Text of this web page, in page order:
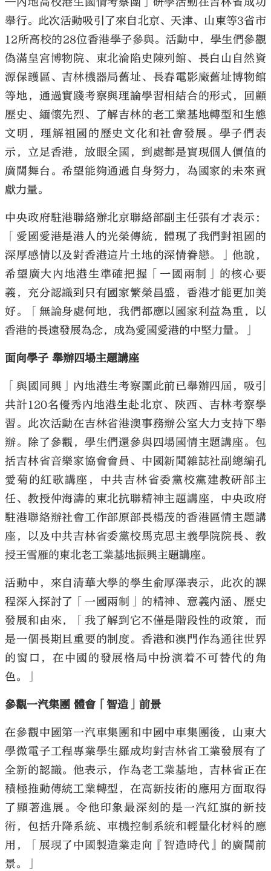
舉行。此次活動吸引了來自北京、天津、山東等3省市
12所高校的28位香港學子參與。活動中，學生們參觀
偽滿皇宮博物院、東北淪陷史陳列館、長白山自然資
源保護區、吉林機器局舊址、長春電影廠舊址博物館
等地，通過實踐考察與理論學習相結合的形式，回顧
歷史、緬懷先烈、了解吉林的老工業基地轉型和生態
文明，理解祖國的歷史文化和社會發展。學子們表
示，立足香港，放眼全國，到處都是實現個人價值的
廣闊舞台。希望能夠通過自身努力，為國家的未來貢
獻力量。
中央政府駐港聯絡辦北京聯絡部副主任張有才表示：
「愛國愛港是港人的光榮傳統，體現了我們對祖國的
深厚感情以及對香港這片土地的深情眷戀。」他說，
希望廣大內地港生準確把握「一國兩制」的核心要
義，充分認識到只有國家繁榮昌盛，香港才能更加美
好。「無論身處何地，我們都應以國家利益為重，以
香港的長遠發展為念，成為愛國愛港的中堅力量。」
面向學子 舉辦四場主題講座
「與國同興」內地港生考察團此前已舉辦四屆，吸引
共計120名優秀內地港生赴北京、陝西、吉林考察學
習。此次活動在吉林省港澳事務辦公室大力支持下舉
辦。除了參觀，學生們還參與四場國情主題講座。包
括吉林省音樂家協會會員、中國新聞雜誌社副總編孔
愛菊的紅歌講座，中共吉林省委黨校黨建教研部主
任、教授仲海濤的東北抗聯精神主題講座，中央政府
駐港聯絡辦社會工作部原部長楊茂的香港區情主題講
座，以及中共吉林省委黨校馬克思主義學院院長、教
授王雪雁的東北老工業基地振興主題講座。
活動中，來自清華大學的學生俞厚澤表示，此次的課
程深入探討了「一國兩制」的精神、意義內涵、歷史
發展和由來，「我了解到它不僅是階段性的政策，而
是一個長期且重要的制度。香港和澳門作為通往世界
的窗口，在中國的發展格局中扮演着不可替代的角
色。」
參觀一汽集團 體會「智造」前景
在參觀中國第一汽車集團和中國中車集團後，山東大
學微電子工程專業學生羅成均對吉林省工業發展有了
全新的認識。他表示，作為老工業基地，吉林省正在
積極推動傳統工業轉型，在高新技術的應用方面取得
了顯著進展。令他印象最深刻的是一汽紅旗的新技
術，包括升降系統、車機控制系統和輕量化材料的應
用，「展現了中國製造業走向『智造時代』的廣闊前
景。」